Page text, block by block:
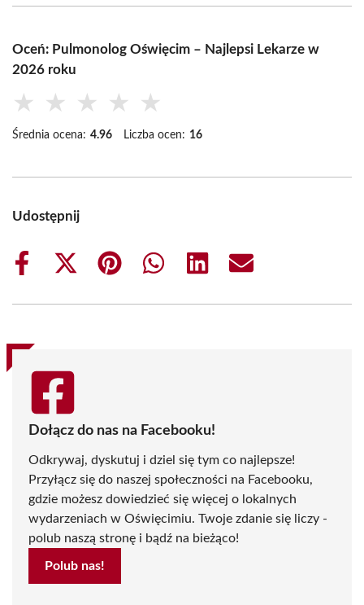
Oceń: Pulmonolog Oświęcim – Najlepsi Lekarze w
2026 roku
★ ★ ★ ★ ★
Średnia ocena: 4.96 Liczba ocen: 16
Udostępnij
Share
Share
(Twitter)
Share
Share
Share
Share
Dołącz do nas na Facebooku!
Odkrywaj, dyskutuj i dziel się tym co najlepsze!
Przyłącz się do naszej społeczności na Facebooku,
gdzie możesz dowiedzieć się więcej o lokalnych
wydarzeniach w Oświęcimiu. Twoje zdanie się liczy -
polub naszą stronę i bądź na bieżąco!
Polub nas!